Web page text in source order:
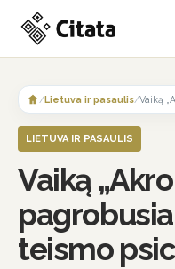
content
/Lietuva ir pasaulis/
LIETUVA IR PASAULIS
Vaiką
teismo